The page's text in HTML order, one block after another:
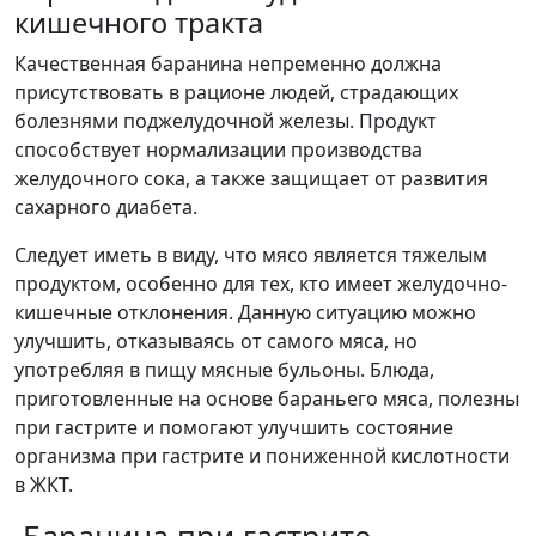
кишечного тракта
Качественная баранина непременно должна
присутствовать в рационе людей, страдающих
болезнями поджелудочной железы. Продукт
способствует нормализации производства
желудочного сока, а также защищает от развития
сахарного диабета.
Следует иметь в виду, что мясо является тяжелым
продуктом, особенно для тех, кто имеет желудочно-
кишечные отклонения. Данную ситуацию можно
улучшить, отказываясь от самого мяса, но
употребляя в пищу мясные бульоны. Блюда,
приготовленные на основе бараньего мяса, полезны
при гастрите и помогают улучшить состояние
организма при гастрите и пониженной кислотности
в ЖКТ.